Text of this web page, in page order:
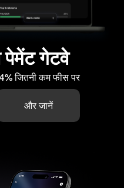
पेमेंट गेटवे
जितनी कम फीस पर
और जानें